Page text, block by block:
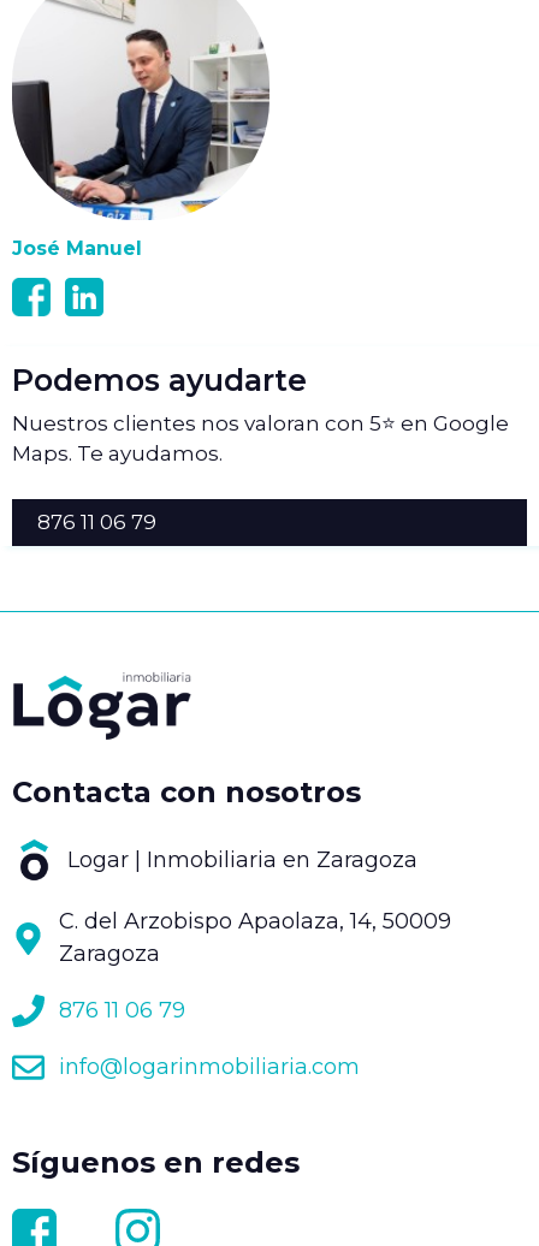
José Manuel
Podemos ayudarte
Nuestros clientes nos valoran con 5⭐ en Google
Maps. Te ayudamos.
876 11 06 79
Contacta con nosotros
Logar | Inmobiliaria en Zaragoza
C. del Arzobispo Apaolaza, 14, 50009
Zaragoza
876 11 06 79
info@logarinmobiliaria.com
Síguenos en redes